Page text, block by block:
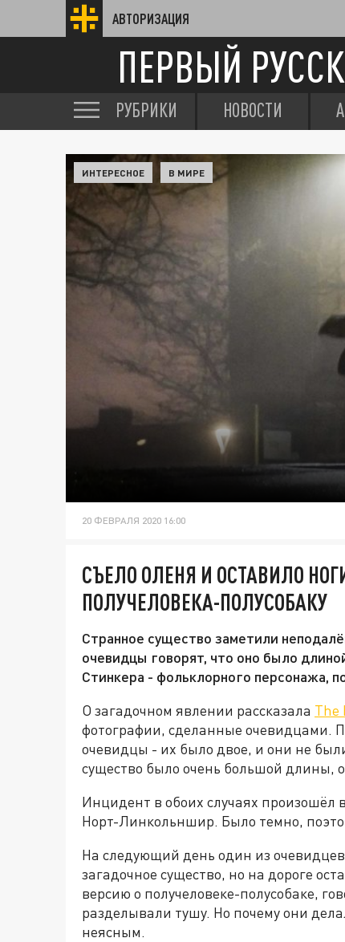
АВТОРИЗАЦИЯ
ПЕРВЫЙ
РУБРИКИ НОВОСТИ
ИНТЕРЕСНОЕ В МИРЕ
20 ФЕВРАЛЯ 2020 16:00
СЪЕЛО ОЛЕНЯ И ОСТАВИЛО
ПОЛУЧЕЛОВЕКА-ПОЛУСОБАКУ
Странное существо заметили
очевидцы говорят, что оно было
Стинкера - фольклорного персонажа,
О загадочном явлении рассказала The
фотографии, сделанные очевидцами.
очевидцы - их было двое, и они не
существо было очень большой длины,
Инцидент в обоих случаях произошёл
Норт-Линкольншир. Было темно,
На следующий день один из
загадочное существо, но на дороге
версию о получеловеке-полусобаке,
разделывали тушу. Но почему они
неясным.